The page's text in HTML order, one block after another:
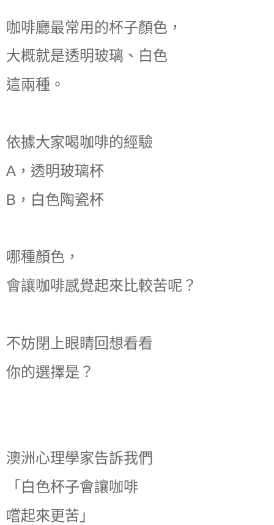
咖啡廳最常用的杯子顏色，
大概就是透明玻璃、白色
這兩種。
依據大家喝咖啡的經驗
A，透明玻璃杯
B，白色陶瓷杯
哪種顏色，
會讓咖啡感覺起來比較苦呢？
不妨閉上眼睛回想看看
你的選擇是？
澳洲心理學家告訴我們
「白色杯子會讓咖啡
嚐起來更苦」